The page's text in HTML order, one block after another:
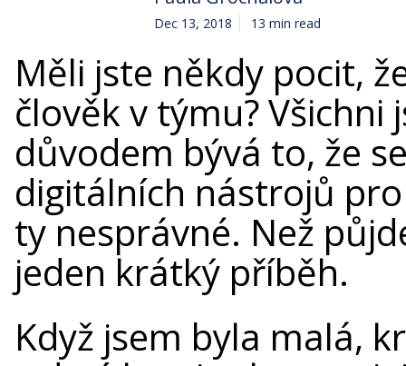
Dec 13, 2018 13 min read
Měli jste někdy pocit,
člověk v týmu?
důvodem bývá to, že
digitálních nástrojů
ty nesprávné. Než
jeden krátký příběh.
Když jsem byla malá,